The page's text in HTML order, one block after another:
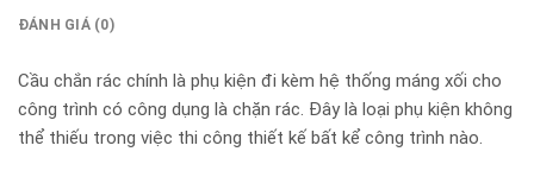
ĐÁNH GIÁ (0)
Cầu chắn rác chính là phụ kiện đi kèm hệ thống máng xối cho
công trình có công dụng là chặn rác. Đây là loại phụ kiện không
thể thiếu trong việc thi công thiết kế bất kể công trình nào.